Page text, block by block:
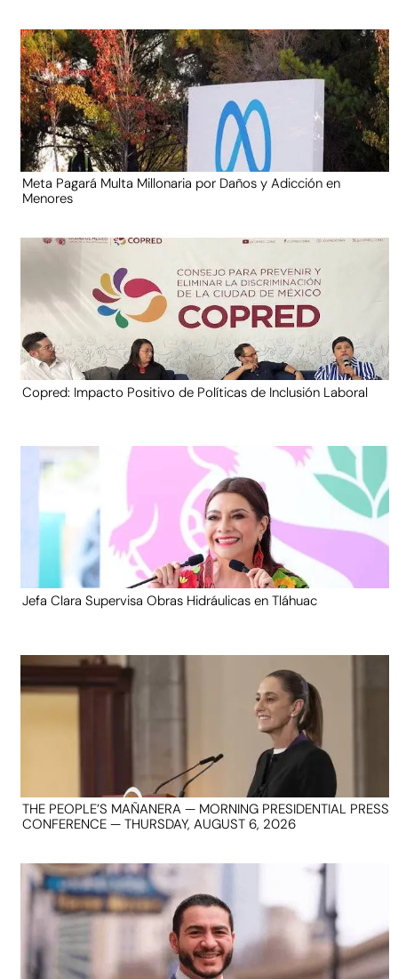
Meta Pagará Multa Millonaria por Daños y Adicción en
Menores
Copred: Impacto Positivo de Políticas de Inclusión Laboral
Jefa Clara Supervisa Obras Hidráulicas en Tláhuac
THE PEOPLE’S MAÑANERA — MORNING PRESIDENTIAL PRESS
CONFERENCE — THURSDAY, AUGUST 6, 2026